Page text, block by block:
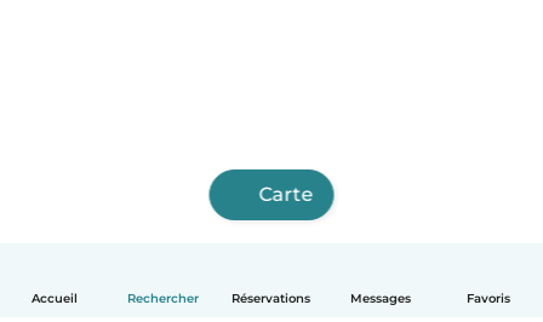
Accueil Rechercher Réservations Messages Favoris
Carte